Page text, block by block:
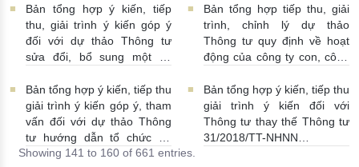
NHNN quy định về hoạt
đông cung ứng dịch vụ
TGTT - Thông tư số 40 (dự
thảo Thông tư) 09/09/2025 |
08:00:00
Bản tổng hợp ý kiến, tiếp
thu, giải trình ý kiến góp ý
đối với dự thảo Thông tư
sửa đổi, bổ sung một số
15/2024/TT-NHNN ngày
28/6/2024 quy định về dịch
vụ thanh toán không dùng
tiền mặt
08/09/2025 |
11:00:00
Bản tổng hợp tiếp thu, giải
trình, chỉnh lý dự thảo
Thông tư quy định về hoạt
động của công ty con, công
dụng trong lĩnh vực quản lý
nợ và khai thác tài sản
29/08/2025 | 16:00:00
Bản tổng hợp ý kiến, tiếp thu
giải trình ý kiến góp ý, tham
vấn đối với dự thảo Thông
tư hướng dẫn tổ chức tín
dụng, chi nhánh ngân hàng
Bản tổng hợp ý kiến, tiếp thu
giải trình ý kiến đối với
Thông tư thay thế Thông tư
31/2018/TT-NHNN
Showing 141 to 160 of 661 entries.